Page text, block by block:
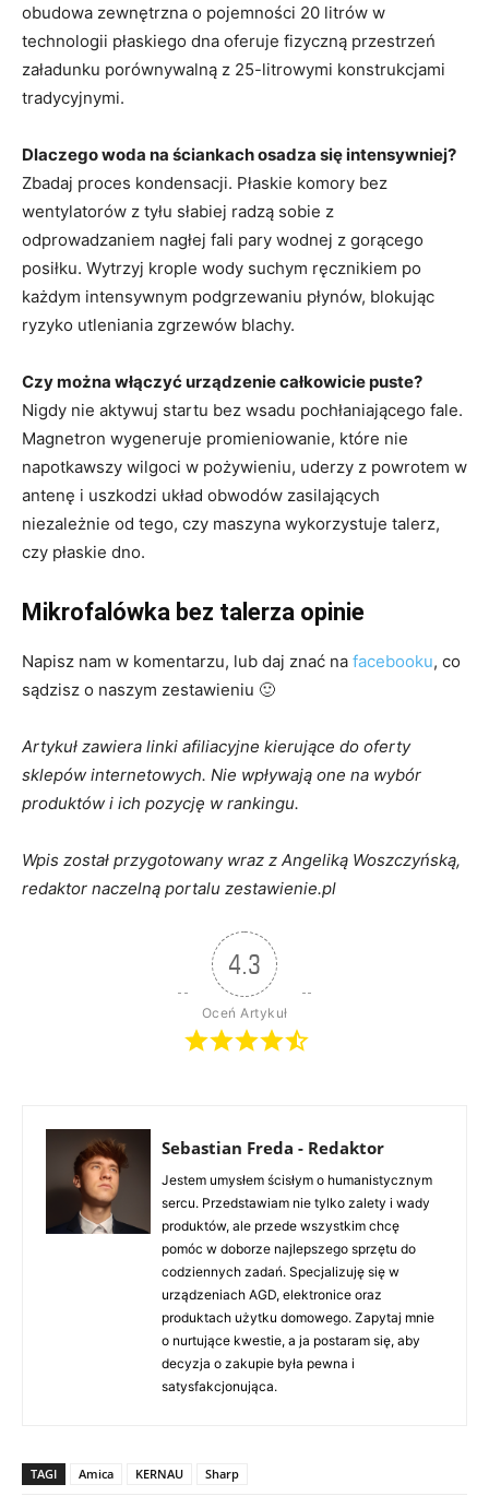
obudowa zewnętrzna o pojemności 20 litrów w
technologii płaskiego dna oferuje fizyczną przestrzeń
załadunku porównywalną z 25-litrowymi konstrukcjami
tradycyjnymi.
Dlaczego woda na ściankach osadza się intensywniej?
Zbadaj proces kondensacji. Płaskie komory bez
wentylatorów z tyłu słabiej radzą sobie z
odprowadzaniem nagłej fali pary wodnej z gorącego
posiłku. Wytrzyj krople wody suchym ręcznikiem po
każdym intensywnym podgrzewaniu płynów, blokując
ryzyko utleniania zgrzewów blachy.
Czy można włączyć urządzenie całkowicie puste?
Nigdy nie aktywuj startu bez wsadu pochłaniającego fale.
Magnetron wygeneruje promieniowanie, które nie
napotkawszy wilgoci w pożywieniu, uderzy z powrotem w
antenę i uszkodzi układ obwodów zasilających
niezależnie od tego, czy maszyna wykorzystuje talerz,
czy płaskie dno.
Mikrofalówka bez talerza opinie
Napisz nam w komentarzu, lub daj znać na facebooku, co
sądzisz o naszym zestawieniu 🙂
Artykuł zawiera linki afiliacyjne kierujące do oferty
sklepów internetowych. Nie wpływają one na wybór
produktów i ich pozycję w rankingu.
Wpis został przygotowany wraz z Angeliką Woszczyńską,
redaktor naczelną portalu zestawienie.pl
4.3
Oceń Artykuł
Sebastian Freda - Redaktor
Jestem umysłem ścisłym o humanistycznym
sercu. Przedstawiam nie tylko zalety i wady
produktów, ale przede wszystkim chcę
pomóc w doborze najlepszego sprzętu do
codziennych zadań. Specjalizuję się w
urządzeniach AGD, elektronice oraz
produktach użytku domowego. Zapytaj mnie
o nurtujące kwestie, a ja postaram się, aby
decyzja o zakupie była pewna i
satysfakcjonująca.
TAGI Amica KERNAU Sharp